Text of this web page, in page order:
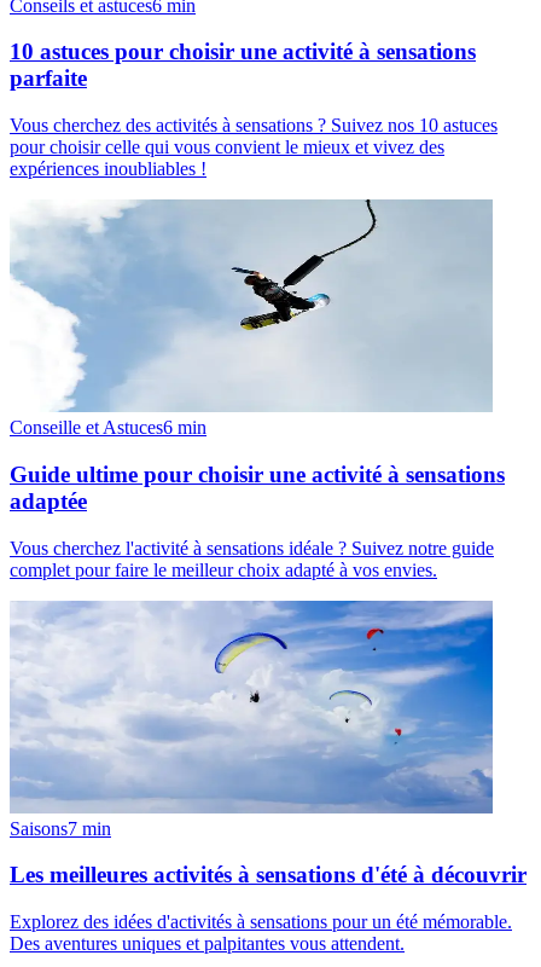
Conseils et astuces6 min
10 astuces pour choisir une activité à sensations
parfaite
Vous cherchez des activités à sensations ? Suivez nos 10 astuces
pour choisir celle qui vous convient le mieux et vivez des
expériences inoubliables !
Conseille et Astuces6 min
Guide ultime pour choisir une activité à sensations
adaptée
Vous cherchez l'activité à sensations idéale ? Suivez notre guide
complet pour faire le meilleur choix adapté à vos envies.
Saisons7 min
Les meilleures activités à sensations d'été à découvrir
Explorez des idées d'activités à sensations pour un été mémorable.
Des aventures uniques et palpitantes vous attendent.